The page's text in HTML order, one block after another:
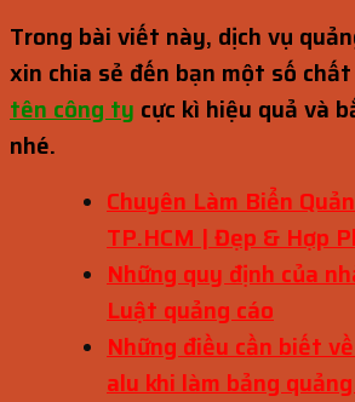
Trong bài viết này, dịch vụ
xin chia sẻ đến bạn một số
tên công ty cực kì hiệu quả và
nhé.
Chuyên Làm Biển
TP.HCM | Đẹp & Hợp
Những quy định của
Luật quảng cáo
Những điều cần biết
alu khi làm bảng